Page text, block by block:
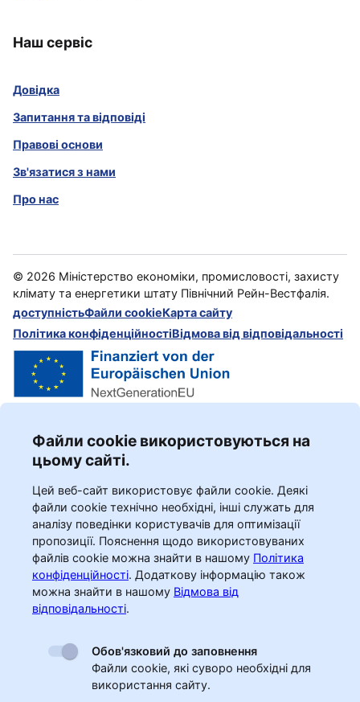
Наш сервіс
Довідка
Запитання та відповіді
Правові основи
Зв'язатися з нами
Про нас
© 2026 Міністерство економіки, промисловості, захисту
клімату та енергетики штату Північний Рейн-Вестфалія.
доступністьФайли cookieКарта сайту
Політика конфіденційностіВідмова від відповідальності
Файли cookie використовуються на
цьому сайті.
Цей веб-сайт використовує файли cookie. Деякі
файли cookie технічно необхідні, інші служать для
аналізу поведінки користувачів для оптимізації
пропозиції. Пояснення щодо використовуваних
файлів cookie можна знайти в нашому Політика
конфіденційності. Додаткову інформацію також
можна знайти в нашому Відмова від
відповідальності.
Обов'язковий до заповнення
Файли cookie, які суворо необхідні для
використання сайту.